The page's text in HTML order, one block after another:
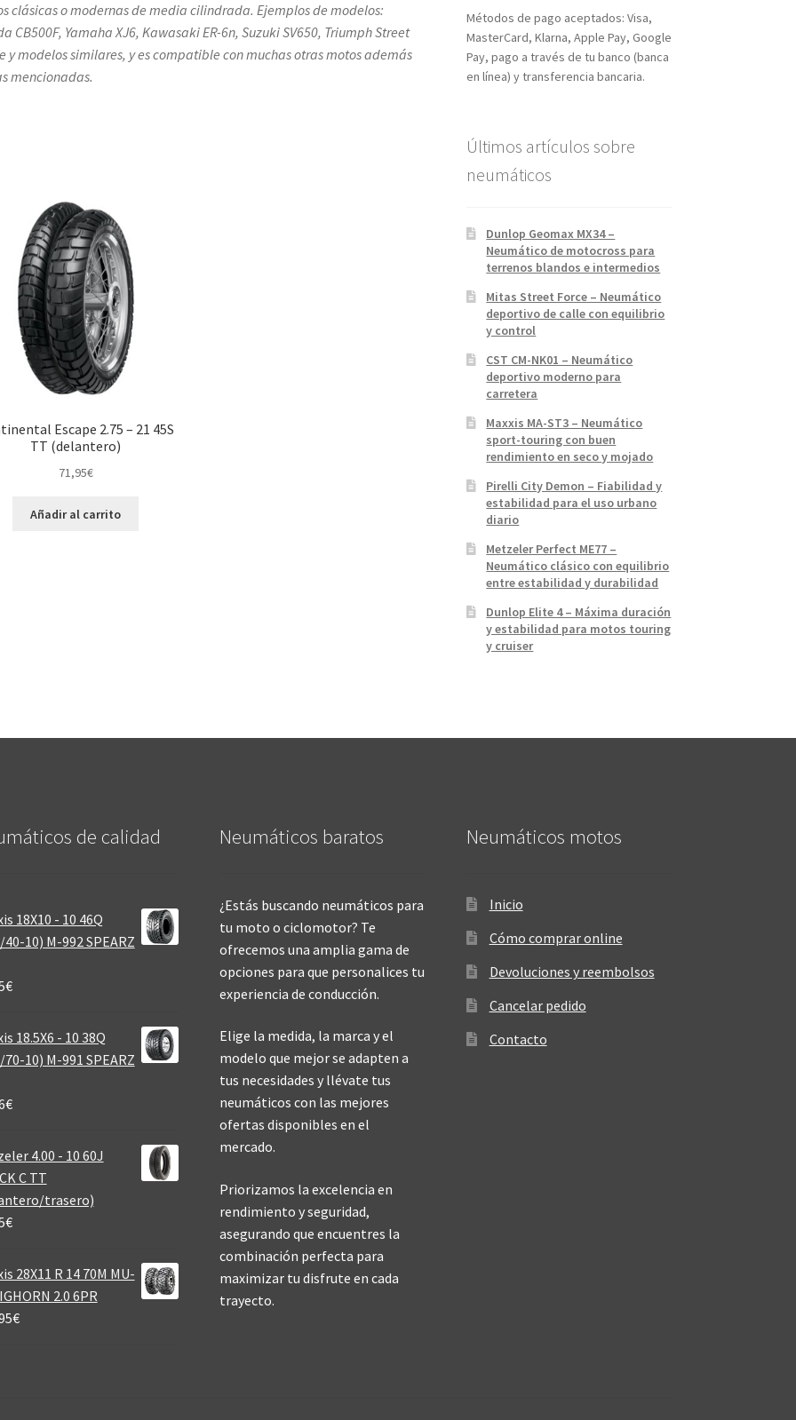
clásicas o modernas de media cilindrada. Ejemplos de modelos:
CB500F, Yamaha XJ6, Kawasaki ER-6n, Suzuki SV650, Triumph Street
y modelos similares, y es compatible con muchas otras motos además
mencionadas.
Escape 2.75 – 21 45S
TT (delantero)
71,95€
Añadir al carrito
Métodos de pago aceptados: Visa,
MasterCard, Klarna, Apple Pay, Google
Pay, pago a través de tu banco (banca
en línea) y transferencia bancaria.
Últimos artículos sobre
neumáticos
Dunlop Geomax MX34 –
Neumático de motocross para
terrenos blandos e intermedios
Mitas Street Force – Neumático
deportivo de calle con equilibrio
y control
CST CM-NK01 – Neumático
deportivo moderno para
carretera
Maxxis MA-ST3 – Neumático
sport-touring con buen
rendimiento en seco y mojado
Pirelli City Demon – Fiabilidad y
estabilidad para el uso urbano
diario
Metzeler Perfect ME77 –
Neumático clásico con equilibrio
entre estabilidad y durabilidad
Dunlop Elite 4 – Máxima duración
y estabilidad para motos touring
y cruiser
de calidad‎
18X10 - 10 46Q
10) M-992 SPEARZ
€
18.5X6 - 10 38Q
10) M-991 SPEARZ
€
4.00 - 10 60J
C TT
trasero)
€
28X11 R 14 70M MU-
2.0 6PR
€
Neumáticos baratos
¿Estás buscando neumáticos para
tu moto o ciclomotor? Te
ofrecemos una amplia gama de
opciones para que personalices tu
experiencia de conducción.
Elige la medida, la marca y el
modelo que mejor se adapten a
tus necesidades y llévate tus
neumáticos con las mejores
ofertas disponibles en el
mercado.
Priorizamos la excelencia en
rendimiento y seguridad,
asegurando que encuentres la
combinación perfecta para
maximizar tu disfrute en cada
trayecto.
Neumáticos motos
Inicio
Cómo comprar online
Devoluciones y reembolsos
Cancelar pedido
Contacto